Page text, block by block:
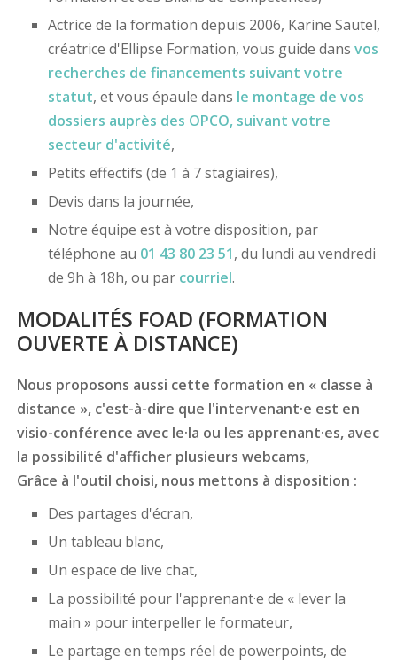
Actrice de la formation depuis 2006, Karine Sautel,
créatrice d'Ellipse Formation, vous guide dans vos
recherches de financements suivant votre
statut, et vous épaule dans le montage de vos
dossiers auprès des OPCO, suivant votre
secteur d'activité,
Petits effectifs (de 1 à 7 stagiaires),
Devis dans la journée,
Notre équipe est à votre disposition, par
téléphone au 01 43 80 23 51, du lundi au vendredi
de 9h à 18h, ou par courriel.
MODALITÉS FOAD (FORMATION
OUVERTE À DISTANCE)
Nous proposons aussi cette formation en « classe à
distance », c'est-à-dire que l'intervenant·e est en
visio-conférence avec le·la ou les apprenant·es, avec
la possibilité d'afficher plusieurs webcams,
Grâce à l'outil choisi, nous mettons à disposition :
Des partages d'écran,
Un tableau blanc,
Un espace de live chat,
La possibilité pour l'apprenant·e de « lever la
main » pour interpeller le formateur,
Le partage en temps réel de powerpoints, de